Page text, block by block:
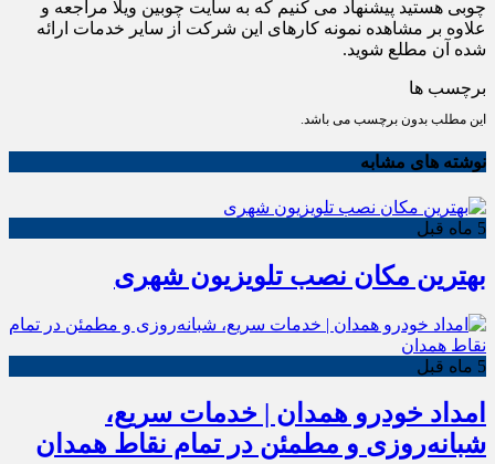
چوبی هستید پیشنهاد می کنیم که به سایت چوبین ویلا مراجعه و
علاوه بر مشاهده نمونه کارهای این شرکت از سایر خدمات ارائه
شده آن مطلع شوید.
برچسب ها
این مطلب بدون برچسب می باشد.
نوشته های مشابه
5 ماه قبل
بهترین مکان نصب تلویزیون شهری
5 ماه قبل
امداد خودرو همدان | خدمات سریع،
شبانه‌روزی و مطمئن در تمام نقاط همدان